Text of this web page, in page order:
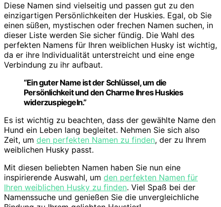
Diese Namen sind vielseitig und passen gut zu den
einzigartigen Persönlichkeiten der Huskies. Egal, ob Sie
einen süßen, mystischen oder frechen Namen suchen, in
dieser Liste werden Sie sicher fündig. Die Wahl des
perfekten Namens für Ihren weiblichen Husky ist wichtig,
da er ihre Individualität unterstreicht und eine enge
Verbindung zu ihr aufbaut.
“Ein guter Name ist der Schlüssel, um die
Persönlichkeit und den Charme Ihres Huskies
widerzuspiegeln.”
Es ist wichtig zu beachten, dass der gewählte Name den
Hund ein Leben lang begleitet. Nehmen Sie sich also
Zeit, um den perfekten Namen zu finden, der zu Ihrem
weiblichen Husky passt.
Mit diesen beliebten Namen haben Sie nun eine
inspirierende Auswahl, um den perfekten Namen für
Ihren weiblichen Husky zu finden. Viel Spaß bei der
Namenssuche und genießen Sie die unvergleichliche